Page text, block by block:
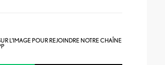
L’IMAGE POUR REJOINDRE NOTRE CHAÎNE